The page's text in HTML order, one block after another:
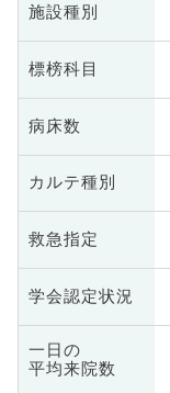
施設種別
標榜科目
病床数
カルテ種別
救急指定
学会認定状況
一日の
平均来院数